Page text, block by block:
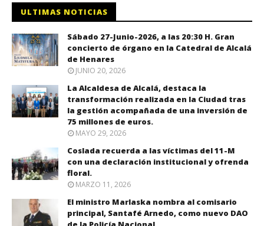
ULTIMAS NOTICIAS
Sábado 27-Junio-2026, a las 20:30 H. Gran
concierto de órgano en la Catedral de Alcalá
de Henares
JUNIO 20, 2026
La Alcaldesa de Alcalá, destaca la
transformación realizada en la Ciudad tras
la gestión acompañada de una inversión de
75 millones de euros.
MAYO 29, 2026
Coslada recuerda a las víctimas del 11-M
con una declaración institucional y ofrenda
floral.
MARZO 11, 2026
El ministro Marlaska nombra al comisario
principal, Santafé Arnedo, como nuevo DAO